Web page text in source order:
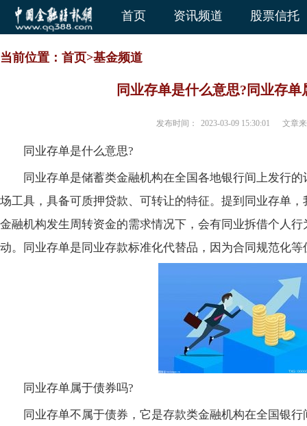
首页 资讯频道 股票信托
当前位置： 首页>基金频道
同业存单是什么意思?同业存单
发布时间： 2023-03-09 15:30:01 文章
同业存单是什么意思?
同业存单是储蓄类金融机构在全国各地银行间上发行
场工具，具备可质押贷款、可转让的特征。提到同业存单
金融机构发生周转资金的需求情况下，会有同业拆借个人
动。同业存单是同业存款标准化代替品，因为合同规范化
同业存单属于债券吗?
同业存单不属于债券，它是存款类金融机构在全国银